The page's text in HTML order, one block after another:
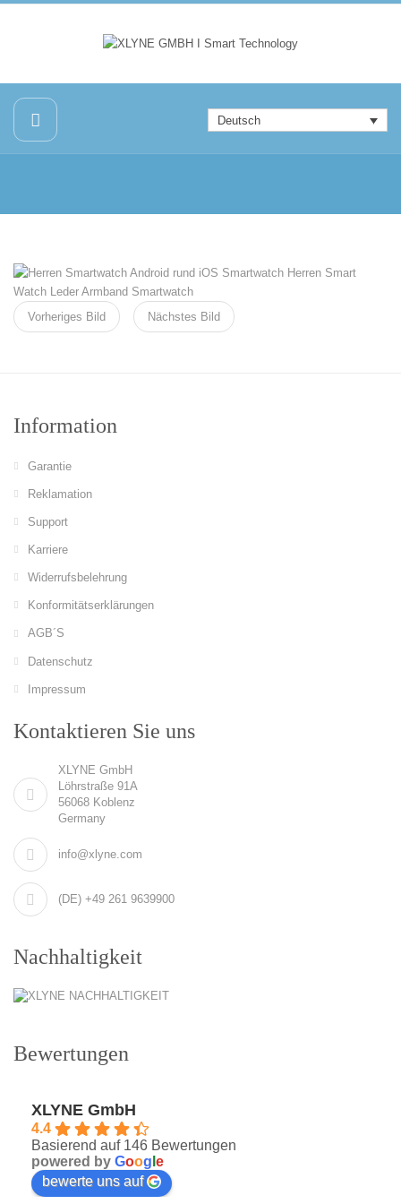
Deutsch
Vorheriges Bild Nächstes Bild
Information
Garantie
Reklamation
Support
Karriere
Widerrufsbelehrung
Konformitätserklärungen
AGB´S
Datenschutz
Impressum
Kontaktieren Sie uns
XLYNE GmbH
Löhrstraße 91A
56068 Koblenz
Germany
info@xlyne.com
(DE) +49 261 9639900
Nachhaltigkeit
Bewertungen
XLYNE GmbH
4.4
Basierend auf 146 Bewertungen
powered by Goog e
bewerte uns auf